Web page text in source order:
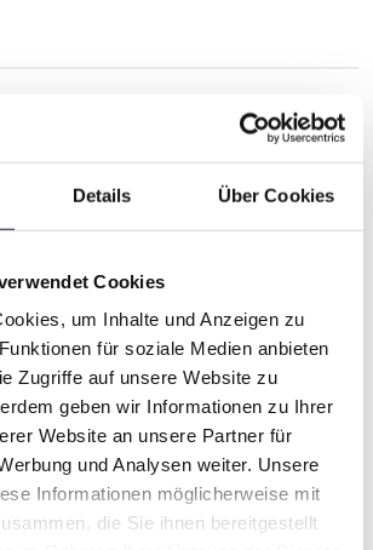
Details Über Cookies
Cookies
um Inhalte und Anzeigen zu
für soziale Medien anbieten
Zugriffe auf unsere Website zu
geben wir Informationen zu Ihrer
Website an unsere Partner für
und Analysen weiter. Unsere
Informationen möglicherweise mit
die Sie ihnen bereitgestellt
im KI-Zeitalter
Transformation von Print zu Pixel